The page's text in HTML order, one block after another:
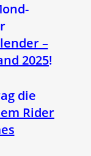
–
2025!
die
Rider